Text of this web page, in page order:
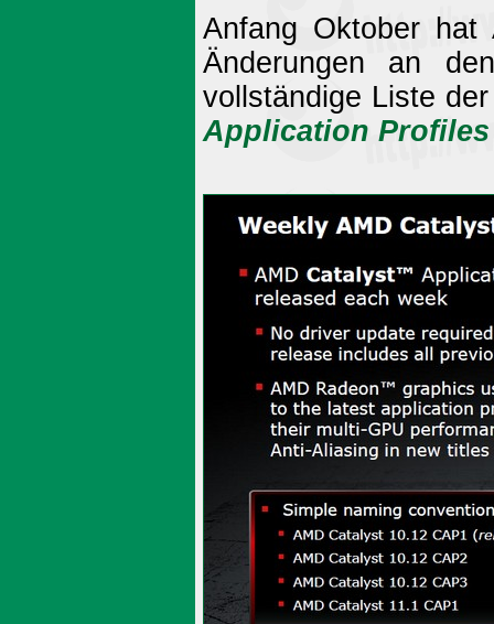
Anfang Oktober hat
Änderungen an
vollständige Liste
Application